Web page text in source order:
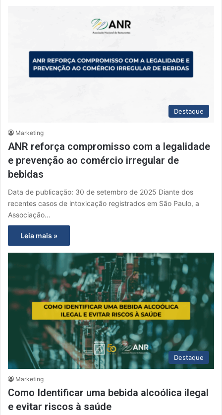
Destaque
Marketing
ANR reforça compromisso com a legalidade
e prevenção ao comércio irregular de
bebidas
Data de publicação: 30 de setembro de 2025 Diante dos
recentes casos de intoxicação registrados em São Paulo, a
Associação…
Leia mais »
Destaque
Marketing
Como Identificar uma bebida alcoólica ilegal
e evitar riscos à saúde